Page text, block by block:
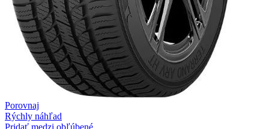
Porovnaj
Rýchly náhľad
Pridať medzi obľúbené